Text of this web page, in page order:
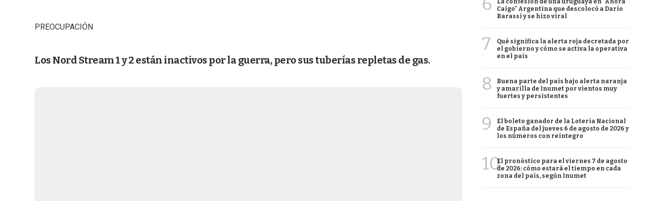
PREOCUPACIÓN
Los Nord Stream 1 y 2 están inactivos por la guerra, pero sus tuberías repletas de gas.
La confesión de una uruguaya en "Ahora
Caigo" Argentina que descolocó a Darío
Barassi y se hizo viral
7
Qué significa la alerta roja decretada por
el gobierno y cómo se activa la operativa
en el país
8
Buena parte del país bajo alerta naranja
y amarilla de Inumet por vientos muy
fuertes y persistentes
9
El boleto ganador de la Lotería Nacional
de España del jueves 6 de agosto de 2026 y
los números con reintegro
10El pronóstico para el viernes 7 de agosto
de 2026: cómo estará el tiempo en cada
zona del país, según Inumet